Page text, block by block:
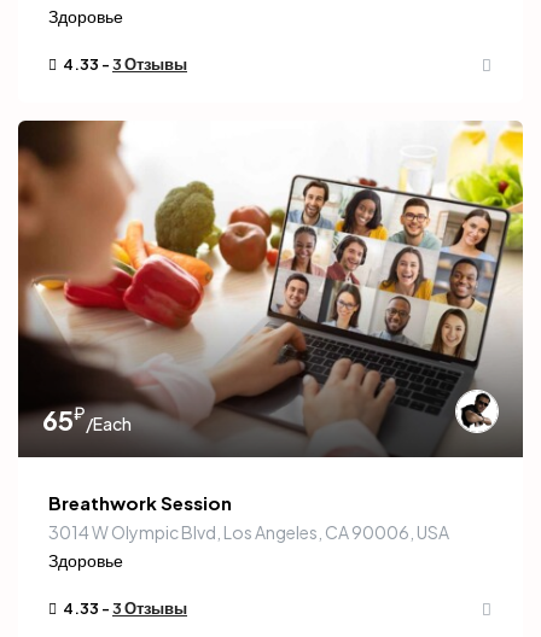
Здоровье
4.33 -3 Отзывы
65₽/Each
Breathwork Session
3014 W Olympic Blvd, Los Angeles, CA 90006, USA
Здоровье
4.33 -3 Отзывы